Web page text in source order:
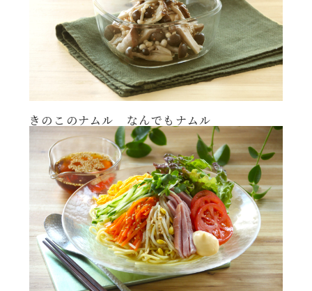
きのこのナムル なんでもナムル